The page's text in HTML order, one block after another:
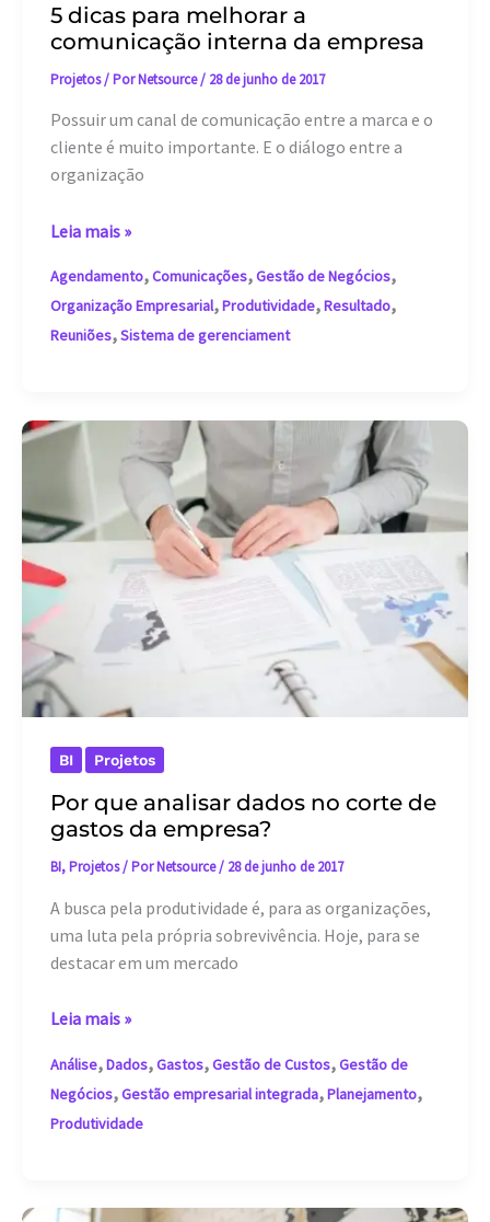
5 dicas para melhorar a
comunicação interna da empresa
Projetos/ PorNetsource/ 28 de junho de 2017
Possuir um canal de comunicação entre a marca e o
cliente é muito importante. E o diálogo entre a
organização
5
para
melhorar
a
da
Leia mais »
Agendamento,Comunicações,Gestão de Negócios,
Organização Empresarial,Produtividade,Resultado,
Reuniões,Sistema de gerenciament
BI Projetos
Por que analisar dados no corte de
gastos da empresa?
BI,Projetos/ PorNetsource/ 28 de junho de 2017
A busca pela produtividade é, para as organizações,
uma luta pela própria sobrevivência. Hoje, para se
destacar em um mercado
Por
analisar
dados
no
gastos
Leia mais »
Análise,Dados,Gastos,Gestão de Custos,Gestão de
Negócios,Gestão empresarial integrada,Planejamento,
Produtividade